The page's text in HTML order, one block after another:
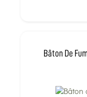
Bâton De